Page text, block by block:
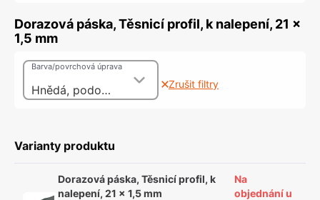
Dorazová páska, Těsnicí profil, k nalepení, 21 x
1,5 mm
Hnědá, podobná RAL 8019
Barva/povrchová úprava
Zrušit filtry
Varianty produktu
Dorazová páska, Těsnicí profil, k
nalepení, 21 x 1,5 mm
Na
objednání u